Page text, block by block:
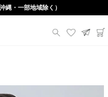
縄・一部地域除く）